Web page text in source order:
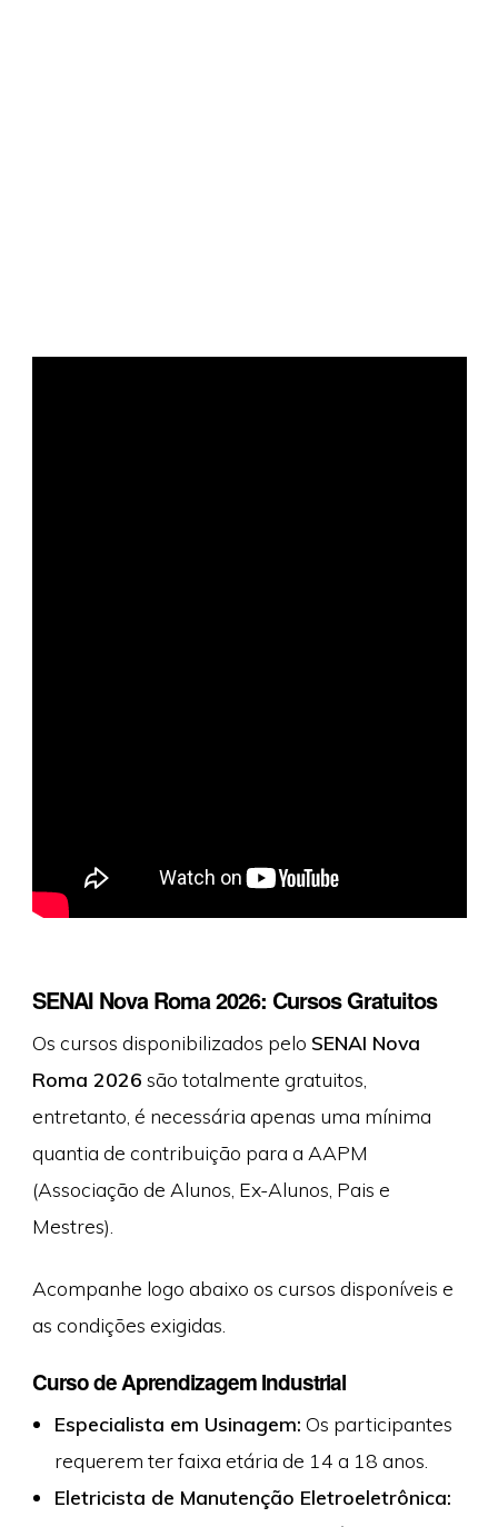
SENAI Nova Roma 2026: Cursos Gratuitos
Os cursos disponibilizados pelo SENAI Nova
Roma 2026 são totalmente gratuitos,
entretanto, é necessária apenas uma mínima
quantia de contribuição para a AAPM
(Associação de Alunos, Ex-Alunos, Pais e
Mestres).
Acompanhe logo abaixo os cursos disponíveis e
as condições exigidas.
Curso de Aprendizagem Industrial
Especialista em Usinagem: Os participantes
requerem ter faixa etária de 14 a 18 anos.
Eletricista de Manutenção Eletroeletrônica: